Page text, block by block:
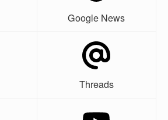
Google News
Threads